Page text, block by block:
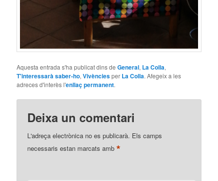
Aquesta entrada s'ha publicat dins deGeneral, La Colla,
T'interessarà saber-ho,Vivènciesper La Colla. Afegeix a les
adreces d'interès l'enllaç permanent.
Deixa un comentari
L'adreça electrònica no es publicarà. Els camps
necessaris estan marcats amb*